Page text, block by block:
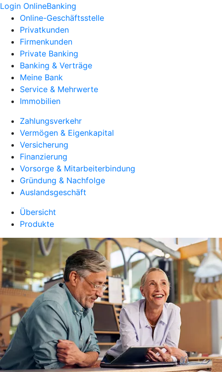
Login OnlineBanking
Online-Geschäftsstelle
Privatkunden
Firmenkunden
Private Banking
Banking & Verträge
Meine Bank
Service & Mehrwerte
Immobilien
Zahlungsverkehr
Vermögen & Eigenkapital
Versicherung
Finanzierung
Vorsorge & Mitarbeiterbindung
Gründung & Nachfolge
Auslandsgeschäft
Übersicht
Produkte